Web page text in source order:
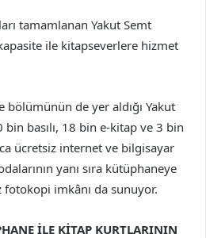
tamamlanan Yakut Semt
ile kitapseverlere hizmet
bölümünün de yer aldığı Yakut
bin basılı, 18 bin e-kitap ve 3 bin
ücretsiz internet ve bilgisayar
yanı sıra kütüphaneye
imkânı da sunuyor.
İLE KİTAP KURTLARININ